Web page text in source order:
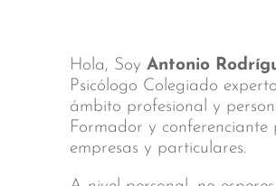
Hola, Soy Antonio
Psicólogo Colegiado
ámbito profesional y
Formador y conferenciante
empresas y particulares.